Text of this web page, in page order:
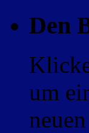
Den
um